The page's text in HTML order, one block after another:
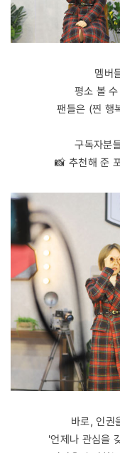
멤버
평소 볼
팬들은 (찐 행
구독자분
📸 추천해 준
바로, 인권
'언제나 관심을